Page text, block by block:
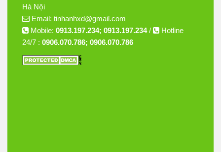
Hà Nội
Email: tinhanhxd@gmail.com
Mobile: 0913.197.234; 0913.197.234/
Hotline
24/7 : 0906.070.786; 0906.070.786